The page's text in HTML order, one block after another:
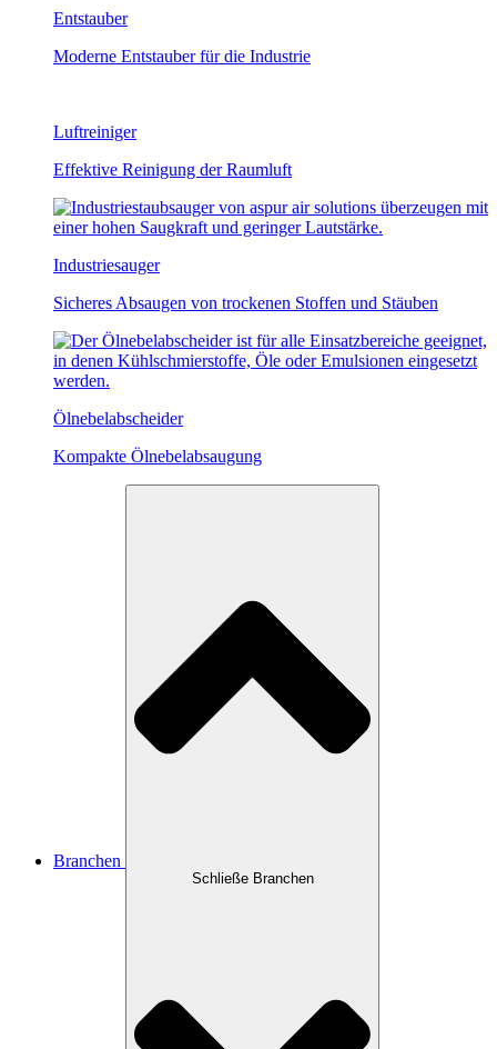
Entstauber
Moderne Entstauber für die Industrie
Luftreiniger
Effektive Reinigung der Raumluft
Industriesauger
Sicheres Absaugen von trockenen Stoffen und Stäuben
Ölnebel­abscheider
Kompakte Ölnebelabsaugung
Branchen
Schließe Branchen